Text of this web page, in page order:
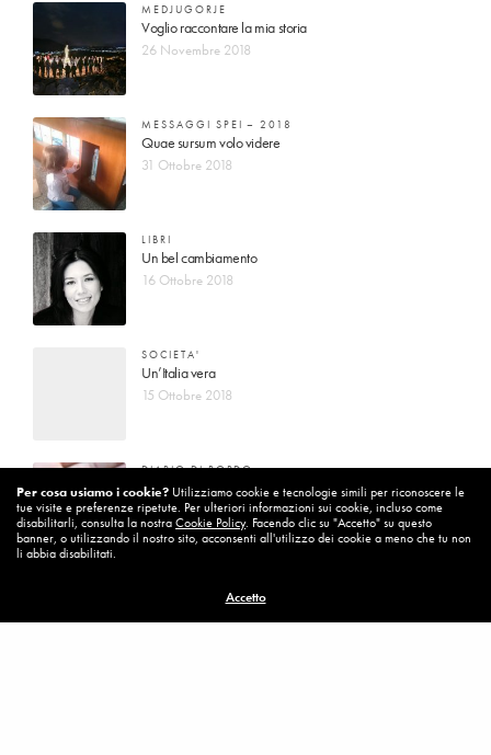
MEDJUGORJE
Voglio raccontare la mia storia
26 Novembre 2018
MESSAGGI SPEI – 2018
Quae sursum volo videre
31 Ottobre 2018
LIBRI
Un bel cambiamento
16 Ottobre 2018
SOCIETA'
Un’Italia vera
15 Ottobre 2018
DIARIO DI BORDO
La vita vince sempre
8 Ottobre 2018
Per cambiare ci vuole coraggio
8 Ottobre 2018
Per cosa usiamo i cookie? Utilizziamo cookie e tecnologie simili per riconoscere le
tue visite e preferenze ripetute. Per ulteriori informazioni sui cookie, incluso come
disabilitarli, consulta la nostraCookie Policy. Facendo clic su "Accetto" su questo
banner, o utilizzando il nostro sito, acconsenti all'utilizzo dei cookie a meno che tu non
li abbia disabilitati.
Accetto